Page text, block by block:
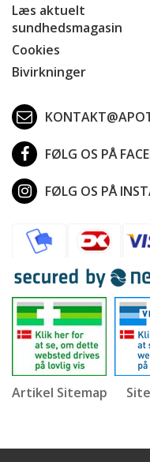
Læs aktuelt
sundhedsmagasin
Cookies
Bivirkninger
FØLG OS PÅ
FØLG OS PÅ
Artikel Sitemap